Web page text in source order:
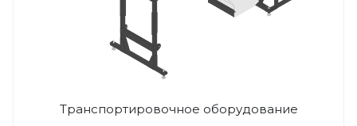
Транспортировочное оборудование